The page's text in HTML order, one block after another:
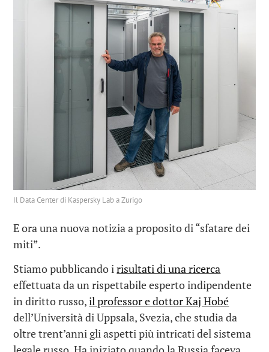
Il Data Center di Kaspersky Lab a Zurigo
E ora una nuova notizia a proposito di “sfatare dei
miti”.
Stiamo pubblicando irisultati di una ricerca
effettuata da un rispettabile esperto indipendente
in diritto russo,il professor e dottor Kaj Hobé
dell’Università di Uppsala, Svezia, che studia da
oltre trent’anni gli aspetti più intricati del sistema